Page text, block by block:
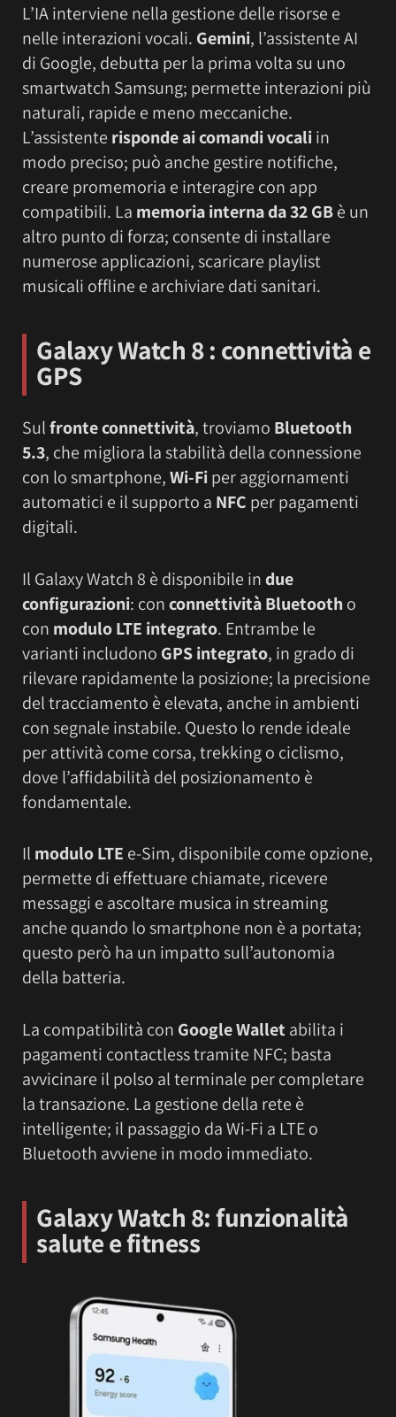
L’IA interviene nella gestione delle risorse e
nelle interazioni vocali. Gemini, l’assistente AI
di Google, debutta per la prima volta su uno
smartwatch Samsung; permette interazioni più
naturali, rapide e meno meccaniche.
L’assistente risponde ai comandi vocaliin
modo preciso; può anche gestire notifiche,
creare promemoria e interagire con app
compatibili. La memoria interna da 32 GBè un
altro punto di forza; consente di installare
numerose applicazioni, scaricare playlist
musicali offline e archiviare dati sanitari.
Galaxy Watch 8: connettività e
GPS
Sulfronte connettività, troviamo Bluetooth
5.3, che migliora la stabilità della connessione
con lo smartphone,Wi-Fiper aggiornamenti
automatici e il supporto a NFC per pagamenti
digitali.
Il Galaxy Watch 8 è disponibile indue
configurazioni: conconnettività Bluetootho
con modulo LTE integrato. Entrambe le
varianti includono GPS integrato, in grado di
rilevare rapidamente la posizione; la precisione
del tracciamento è elevata, anche in ambienti
con segnale instabile. Questo lo rende ideale
per attività come corsa, trekking o ciclismo,
dove l’affidabilità del posizionamento è
fondamentale.
Il modulo LTE e-Sim, disponibile come opzione,
permette di effettuare chiamate, ricevere
messaggi e ascoltare musica in streaming
anche quando lo smartphone non è a portata;
questo però ha un impatto sull’autonomia
della batteria.
La compatibilità con Google Wallet abilita i
pagamenti contactless tramite NFC; basta
avvicinare il polso al terminale per completare
la transazione. La gestione della rete è
intelligente; il passaggio da Wi-Fi a LTE o
Bluetooth avviene in modo immediato.
Galaxy Watch 8: funzionalità
salute e fitness